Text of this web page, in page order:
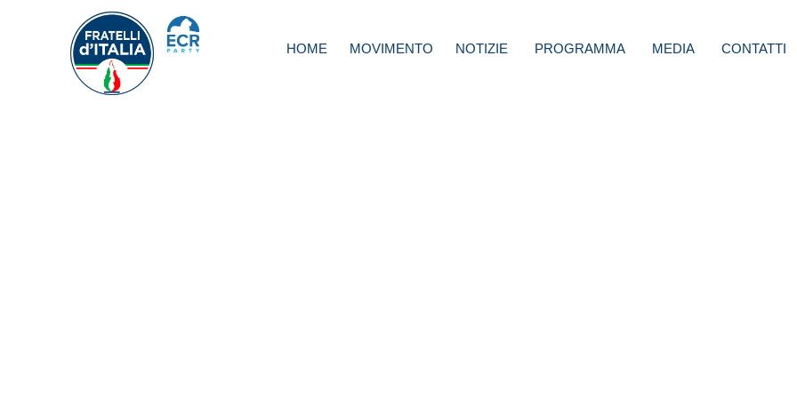
HOME MOVIMENTO NOTIZIE PROGRAMMA MEDIA CONTATTI